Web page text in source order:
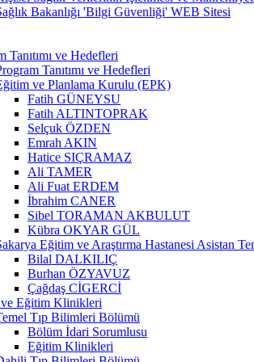
Bakanlığı 'Bilgi Güvenliği' WEB Sitesi
Tanıtımı ve Hedefleri
Tanıtımı ve Hedefleri
ve Planlama Kurulu (EPK)
Fatih GÜNEYSU
Fatih ALTINTOPRAK
Selçuk ÖZDEN
Emrah AKIN
Hatice SIÇRAMAZ
Ali TAMER
Ali Fuat ERDEM
İbrahim CANER
Sibel TORAMAN AKBULUT
Kübra OKYAR GÜL
Eğitim ve Araştırma Hastanesi Asistan
Bilal DALKILIÇ
Burhan ÖZYAVUZ
Çağdaş CİGERCİ
Eğitim Klinikleri
Tıp Bilimleri Bölümü
Bölüm İdari Sorumlusu
Eğitim Klinikleri